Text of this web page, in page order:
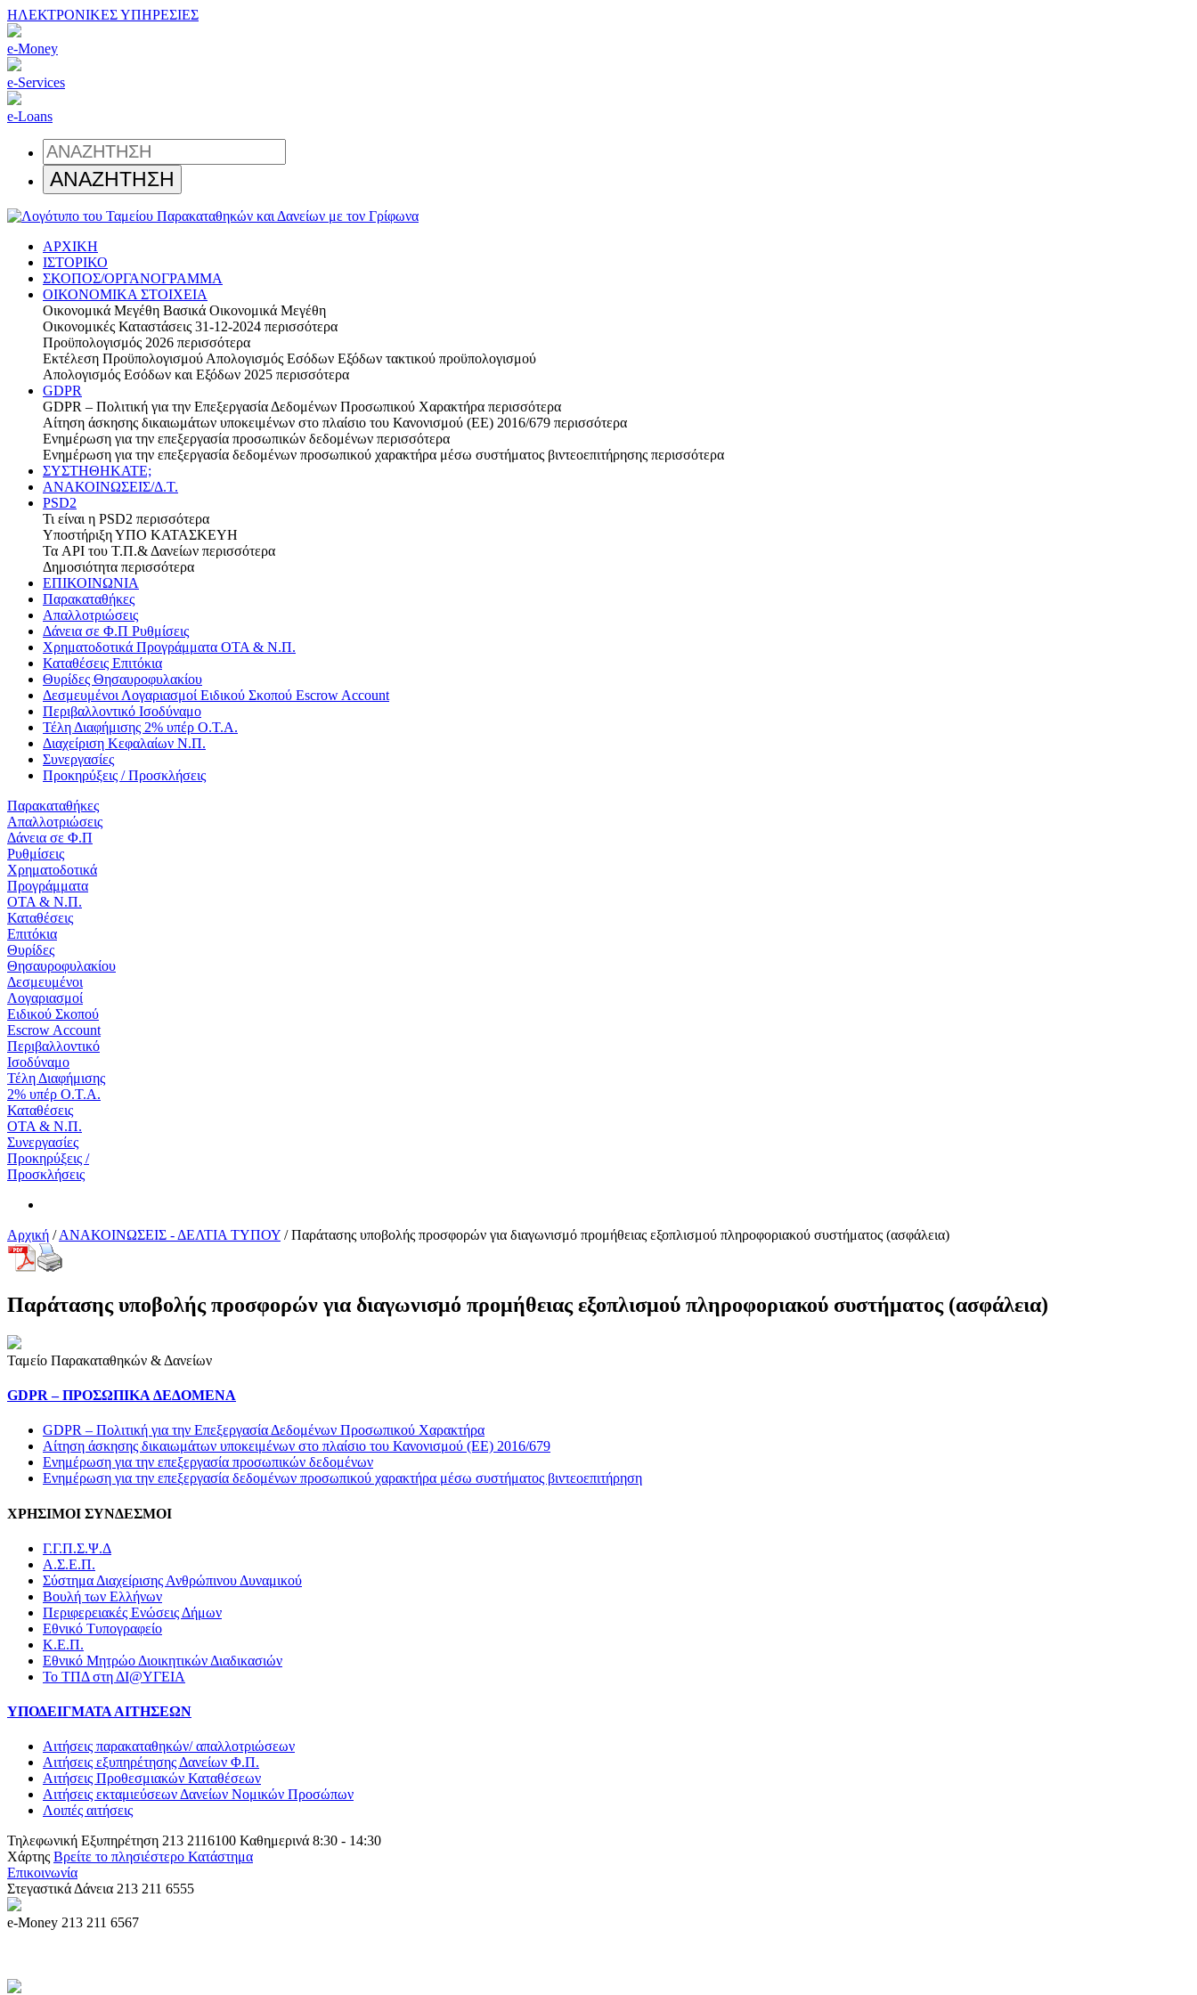
ΗΛΕΚΤΡΟΝΙΚΕΣ ΥΠΗΡΕΣΙΕΣ
e-Money
e-Services
e-Loans
ΑΡΧΙΚΗ
ΙΣΤΟΡΙΚΟ
ΣΚΟΠΟΣ/ΟΡΓΑΝΟΓΡΑΜΜΑ
ΟΙΚΟΝΟΜΙΚΑ ΣΤΟΙΧΕΙΑ
Οικονομικά Μεγέθη Βασικά Οικονομικά Μεγέθη
Οικονομικές Καταστάσεις 31-12-2024 περισσότερα
Προϋπολογισμός 2026 περισσότερα
Εκτέλεση Προϋπολογισμού Απολογισμός Εσόδων Εξόδων τακτικού προϋπολογισμού
Απολογισμός Εσόδων και Εξόδων 2025 περισσότερα
GDPR
GDPR – Πολιτική για την Επεξεργασία Δεδομένων Προσωπικού Χαρακτήρα περισσότερα
Αίτηση άσκησης δικαιωμάτων υποκειμένων στο πλαίσιο του Κανονισμού (ΕΕ) 2016/679 περισσότερα
Ενημέρωση για την επεξεργασία προσωπικών δεδομένων περισσότερα
Ενημέρωση για την επεξεργασία δεδομένων προσωπικού χαρακτήρα μέσω συστήματος βιντεοεπιτήρησης περισσότερα
ΣΥΣΤΗΘΗΚΑΤΕ;
ΑΝΑΚΟΙΝΩΣΕΙΣ/Δ.Τ.
PSD2
Τι είναι η PSD2 περισσότερα
ΥποστήριξηΥΠΟ ΚΑΤΑΣΚΕΥΗ
Τα API του Τ.Π.& Δανείων περισσότερα
Δημοσιότητα περισσότερα
ΕΠΙΚΟΙΝΩΝΙΑ
Παρακαταθήκες
Απαλλοτριώσεις
Δάνεια σε Φ.Π Ρυθμίσεις
Χρηματοδοτικά Προγράμματα ΟΤΑ & Ν.Π.
Καταθέσεις Επιτόκια
Θυρίδες Θησαυροφυλακίου
Δεσμευμένοι Λογαριασμοί Ειδικού Σκοπού Escrow Account
Περιβαλλοντικό Ισοδύναμο
Τέλη Διαφήμισης 2% υπέρ Ο.Τ.Α.
Διαχείριση Κεφαλαίων Ν.Π.
Συνεργασίες
Προκηρύξεις / Προσκλήσεις
Παρακαταθήκες
Απαλλοτριώσεις
Δάνεια σε Φ.Π
Ρυθμίσεις
Χρηματοδοτικά
Προγράμματα
ΟΤΑ & Ν.Π.
Καταθέσεις
Επιτόκια
Θυρίδες
Θησαυροφυλακίου
Δεσμευμένοι
Λογαριασμοί
Ειδικού Σκοπού
Escrow Account
Περιβαλλοντικό
Ισοδύναμο
Τέλη Διαφήμισης
2% υπέρ Ο.Τ.Α.
Καταθέσεις
ΟΤΑ & Ν.Π.
Συνεργασίες
Προκηρύξεις /
Προσκλήσεις
Αρχική /ΑΝΑΚΟΙΝΩΣΕΙΣ - ΔΕΛΤΙΑ ΤΥΠΟΥ /Παράτασης υποβολής προσφορών για διαγωνισμό προμήθειας εξοπλισμού πληροφοριακού συστήματος (ασφάλεια)
Παράτασης υποβολής προσφορών για διαγωνισμό προμήθειας εξοπλισμού πληροφοριακού συστήματος (ασφάλεια)
Ταμείο Παρακαταθηκών & Δανείων
GDPR – ΠΡΟΣΩΠΙΚA ΔΕΔΟΜEΝΑ
GDPR – Πολιτική για την Επεξεργασία Δεδομένων Προσωπικού Χαρακτήρα
Αίτηση άσκησης δικαιωμάτων υποκειμένων στο πλαίσιο του Κανονισμού (ΕΕ) 2016/679
Ενημέρωση για την επεξεργασία προσωπικών δεδομένων
Ενημέρωση για την επεξεργασία δεδομένων προσωπικού χαρακτήρα μέσω συστήματος βιντεοεπιτήρηση
ΧΡΗΣΙΜΟΙ ΣΥΝΔΕΣΜΟΙ
Γ.Γ.Π.Σ.Ψ.Δ
Α.Σ.Ε.Π.
Σύστημα Διαχείρισης Ανθρώπινου Δυναμικού
Βουλή των Ελλήνων
Περιφερειακές Ενώσεις Δήμων
Εθνικό Τυπογραφείο
Κ.Ε.Π.
Εθνικό Μητρώο Διοικητικών Διαδικασιών
Το ΤΠΔ στη ΔΙ@ΥΓΕΙΑ
ΥΠΟΔΕΙΓΜΑΤΑ ΑΙΤΗΣΕΩΝ
Αιτήσεις παρακαταθηκών/ απαλλοτριώσεων
Αιτήσεις εξυπηρέτησης Δανείων Φ.Π.
Αιτήσεις Προθεσμιακών Καταθέσεων
Αιτήσεις εκταμιεύσεων Δανείων Νομικών Προσώπων
Λοιπές αιτήσεις
Τηλεφωνική Εξυπηρέτηση 213 2116100 Καθημερινά 8:30 - 14:30
Χάρτης Βρείτε το πλησιέστερο Κατάστημα
Επικοινωνία
Στεγαστικά Δάνεια 213 211 6555
e-Money 213 211 6567